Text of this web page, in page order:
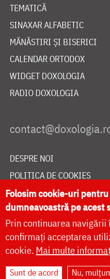
TEMATICĂ
SINAXAR ALFABETIC
MĂNĂSTIRI ȘI BISERICI
CALENDAR ORTODOX
WIDGET DOXOLOGIA
RADIO DOXOLOGIA
DESPRE NOI
POLITICA DE COOKIES
DONEAZĂ ONLINE PENTRU
LIVE
Folosim cookie-uri
dumneavoastră pe acest
Prin continuarea navigării
confirmați acceptarea
cookie. Mai multe
Sunt de acord Nu,